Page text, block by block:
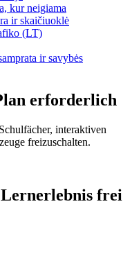
kur neigiama
ir skaičiuoklė
(LT)
ir savybės
erforderlich
interaktiven
freizuschalten.
Lernerlebnis frei